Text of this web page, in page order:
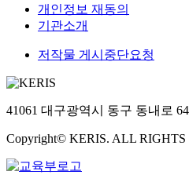
개인정보 재동의
기관소개
저작물 게시중단요청
41061 대구광역시 동구 동내로
Copyright© KERIS. ALL RIGHTS